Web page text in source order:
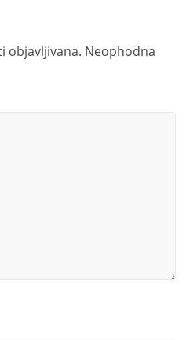
objavljivana. Neophodna